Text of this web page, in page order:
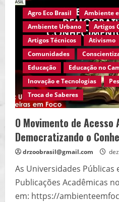
Realidade
dos
Carroceiros:
Preconceito
e
Humilhação
no
Cotidiano…
Agro Eco Brasil
Ambiente
Ambiente Urbano
Artigos
Artigos Técnicos
Ativismo
Comunidades
Educação
Educação no
Inovação e Tecnologias
Troca de Saberes
O Movimento de Acesso
Democratizando o
drzoobrasil@gmail.com
As Universidades Públicas
Publicações Acadêmicas
em: https://